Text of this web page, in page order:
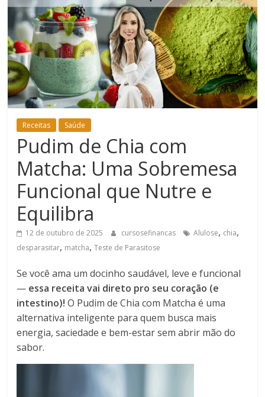
Estar
Receitas Saúde
Pudim de Chia com
Matcha: Uma Sobremesa
Funcional que Nutre e
Equilibra
12 de outubro de 2025 cursosefinancas Alulose, chia,
desparasitar, matcha,Teste de Parasitose
Se você ama um docinho saudável, leve e funcional
— essa receita vai direto pro seu coração (e
intestino)! O Pudim de Chia com Matcha é uma
alternativa inteligente para quem busca mais
energia, saciedade e bem-estar sem abrir mão do
sabor.